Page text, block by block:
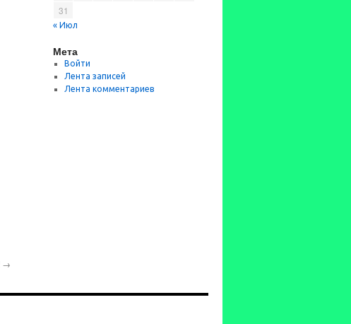
→
31
« Июл
Мета
Войти
Лента записей
Лента комментариев